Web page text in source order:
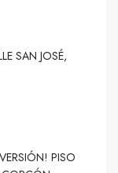
SAN JOSÉ,
PISO